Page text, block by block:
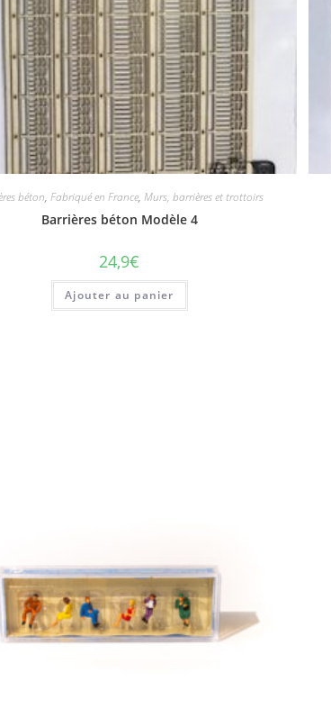
béton, Fabriqué en France, Murs, barrières et trottoirs
Barrières béton Modèle 4
24,9€
Ajouter au panier